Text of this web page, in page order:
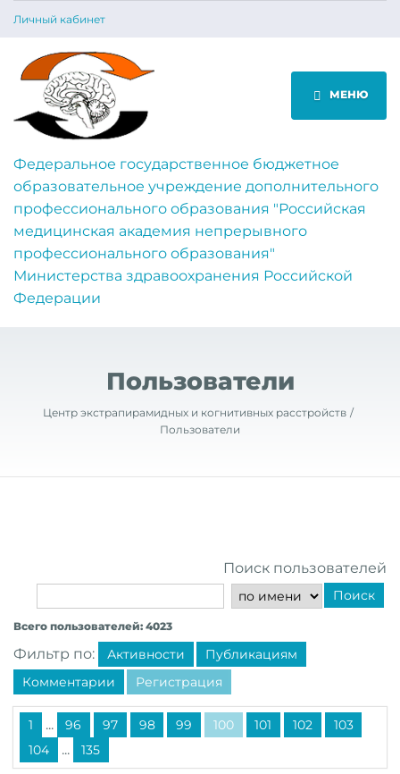
Личный кабинет
МЕНЮ
Федеральное государственное бюджетное
образовательное учреждение дополнительного
профессионального образования "Российская
медицинская академия непрерывного
профессионального образования"
Министерства здравоохранения Российской
Федерации
Пользователи
Центр экстрапирамидных и когнитивных расстройств
Пользователи
Поиск пользователей
Поиск
Всего пользователей: 4023
Фильтр по: Активности
Публикациям
Комментарии
Регистрация
1 ... 96 97 98 99 100 101 102
103
104
... 135